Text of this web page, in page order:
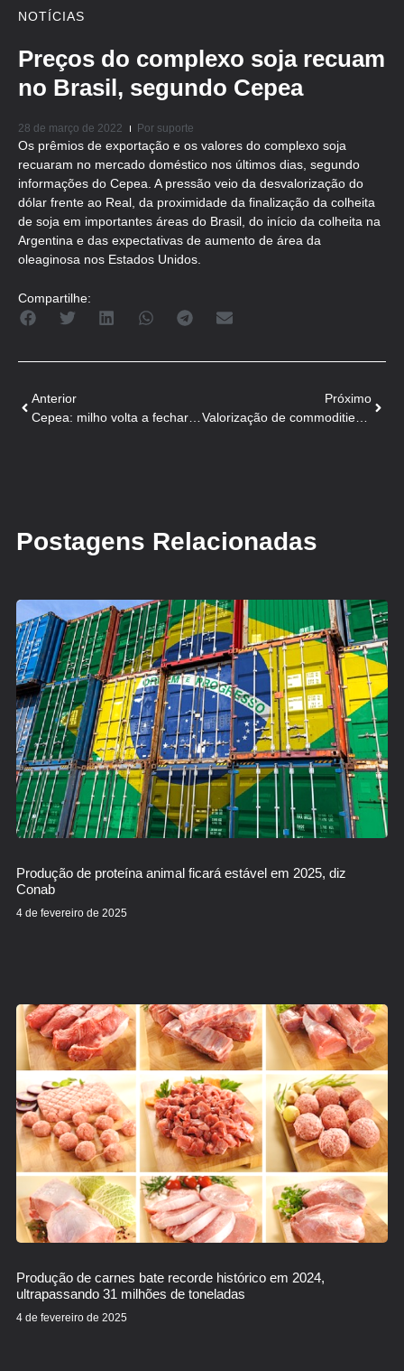
NOTÍCIAS
Preços do complexo soja recuam
no Brasil, segundo Cepea
28 de março de 2022 Por suporte
Os prêmios de exportação e os valores do complexo soja
recuaram no mercado doméstico nos últimos dias, segundo
informações do Cepea. A pressão veio da desvalorização do
dólar frente ao Real, da proximidade da finalização da colheita
de soja em importantes áreas do Brasil, do início da colheita na
Argentina e das expectativas de aumento de área da
oleaginosa nos Estados Unidos.
Compartilhe:
Anterior
Próximo
Valorização de commodities agrícolas pressiona custo de produção
Postagens Relacionadas
Produção de proteína animal ficará estável em 2025, diz
Conab
4 de fevereiro de 2025
Produção de carnes bate recorde histórico em 2024,
ultrapassando 31 milhões de toneladas
4 de fevereiro de 2025